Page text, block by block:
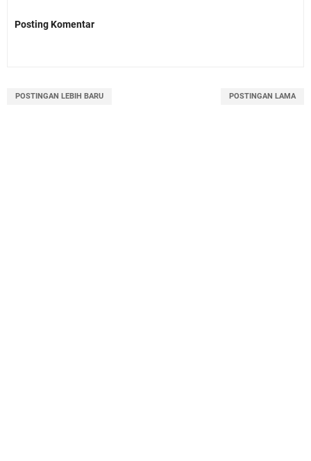
Posting Komentar
POSTINGAN LEBIH BARU POSTINGAN LAMA